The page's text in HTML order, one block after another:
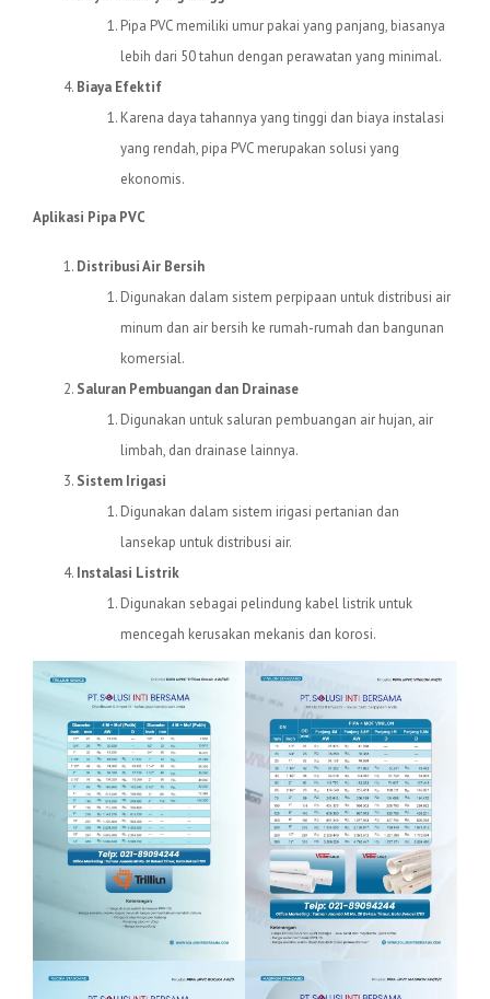
Pipa PVC memiliki umur pakai yang panjang, biasanya
lebih dari 50 tahun dengan perawatan yang minimal.
Biaya Efektif
Karena daya tahannya yang tinggi dan biaya instalasi
yang rendah, pipa PVC merupakan solusi yang
ekonomis.
Aplikasi Pipa PVC
Distribusi Air Bersih
Digunakan dalam sistem perpipaan untuk distribusi air
minum dan air bersih ke rumah-rumah dan bangunan
komersial.
Saluran Pembuangan dan Drainase
Digunakan untuk saluran pembuangan air hujan, air
limbah, dan drainase lainnya.
Sistem Irigasi
Digunakan dalam sistem irigasi pertanian dan
lansekap untuk distribusi air.
Instalasi Listrik
Digunakan sebagai pelindung kabel listrik untuk
mencegah kerusakan mekanis dan korosi.